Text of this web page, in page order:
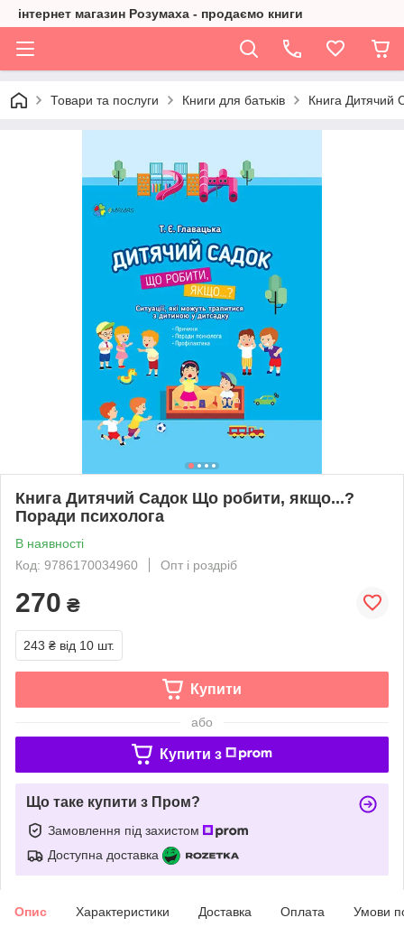
інтернет магазин Розумаха - продаємо книги
Товари та послуги Книги для батьків Книга Дитячий
Книга Дитячий Садок Що робити, якщо...?
Поради психолога
В наявності
Код: 9786170034960
Опт і роздріб
270 ₴
243 ₴ від 10 шт.
Купити
або
Купити з
Що таке купити з Пром?
Замовлення під захистом
Доступна доставка
Опис Характеристики Доставка Оплата Умови